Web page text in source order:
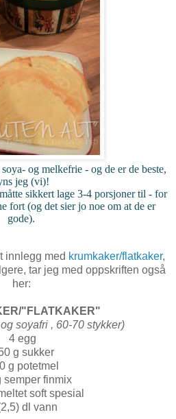
og melkefrie - og de er de beste,
jeg (vi)!
sikkert lage 3-4 porsjoner til - for
fort (og det sier jo noe om at de er
gode).
innlegg med krumkaker/flatkaker,
tar jeg med oppskriften også
her:
"FLATKAKER"
soyafri , 60-70 stykker)
4 egg
g sukker
g potetmel
semper finmix
soft spesial
dl vann